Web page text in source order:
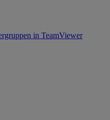
in TeamViewer